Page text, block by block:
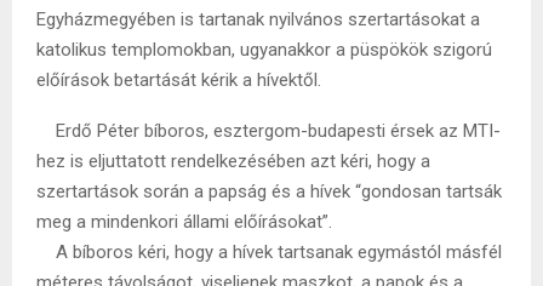
Egyházmegyében is tartanak nyilvános szertartásokat a
katolikus templomokban, ugyanakkor a püspökök szigorú
előírások betartását kérik a hívektől.
Erdő Péter bíboros, esztergom-budapesti érsek az MTI-
hez is eljuttatott rendelkezésében azt kéri, hogy a
szertartások során a papság és a hívek “gondosan tartsák
meg a mindenkori állami előírásokat”.
A bíboros kéri, hogy a hívek tartsanak egymástól másfél